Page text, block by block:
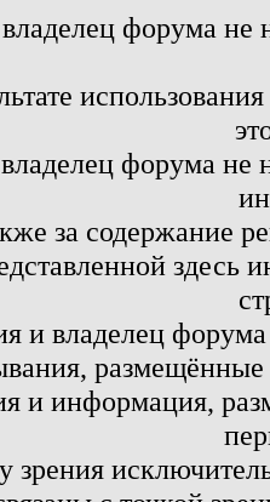
форума не
форума не
за содержание
здесь
и владелец
и информация,
зрения